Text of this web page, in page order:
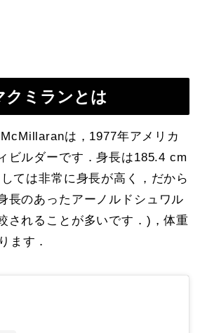
クミランとは
は，1977年アメリカ
ビルダーです．身長は185.4 cm
ては非常に身長が高く，だから
長のあったアーノルドシュワル
されることが多いです．)，体重
ます．